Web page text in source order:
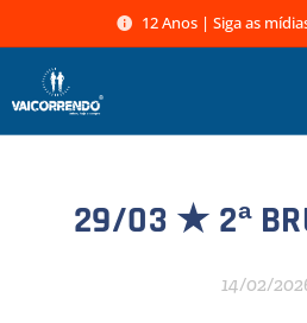
12 Anos | Siga as
29/03 ★ 2ª
14/02/